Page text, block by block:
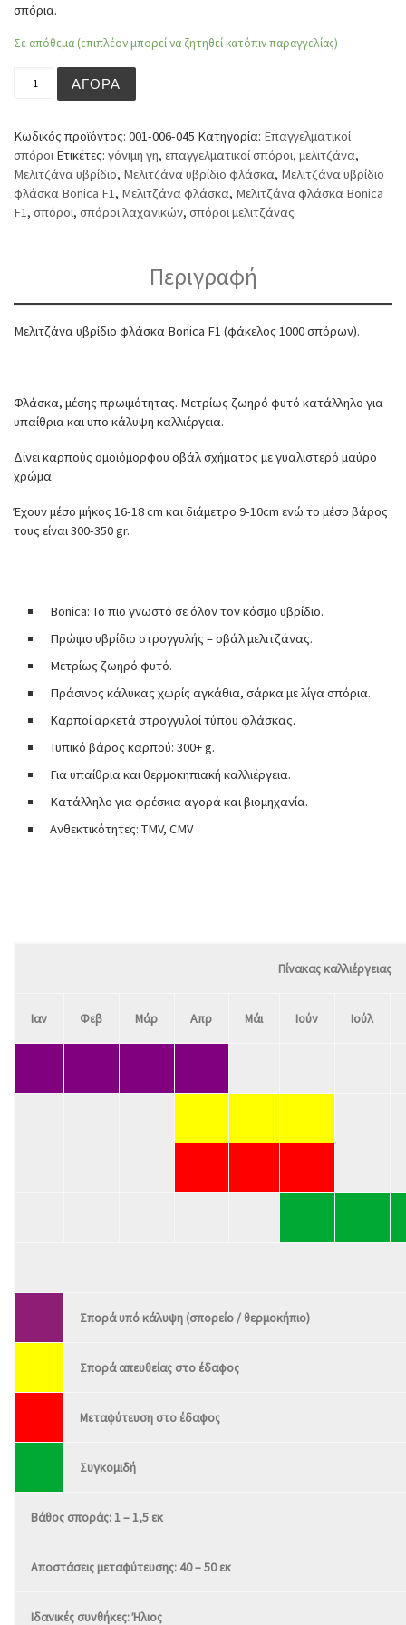
σπόρια.
Σε απόθεμα (επιπλέον μπορεί να ζητηθεί κατόπιν παραγγελίας)
ΑΓΟΡΆ
Κωδικός προϊόντος: 001-006-045 Κατηγορία: Επαγγελματικοί
σπόροι Ετικέτες: γόνιμη γη, επαγγελματικοί σπόροι, μελιτζάνα,
Μελιτζάνα υβρίδιο, Μελιτζάνα υβρίδιο φλάσκα, Μελιτζάνα υβρίδιο
φλάσκα Bonica F1, Μελιτζάνα φλάσκα, Μελιτζάνα φλάσκα Bonica
F1, σπόροι, σπόροι λαχανικών, σπόροι μελιτζάνας
Περιγραφή
Μελιτζάνα υβρίδιο φλάσκα Bonica F1 (φάκελος 1000 σπόρων).
Φλάσκα, μέσης πρωιμότητας. Μετρίως ζωηρό φυτό κατάλληλο για
υπαίθρια και υπο κάλυψη καλλιέργεια.
Δίνει καρπούς ομοιόμορφου οβάλ σχήματος με γυαλιστερό μαύρο
χρώμα.
Έχουν μέσο μήκος 16-18 cm και διάμετρο 9-10cm ενώ το μέσο βάρος
τους είναι 300-350 gr.
Bonica: Το πιο γνωστό σε όλον τον κόσμο υβρίδιο.
Πρώιμο υβρίδιο στρογγυλής – οβάλ μελιτζάνας.
Μετρίως ζωηρό φυτό.
Πράσινος κάλυκας χωρίς αγκάθια, σάρκα με λίγα σπόρια.
Καρποί αρκετά στρογγυλοί τύπου φλάσκας.
Τυπικό βάρος καρπού: 300+ g.
Για υπαίθρια και θερμοκηπιακή καλλιέργεια.
Κατάλληλο για φρέσκια αγορά και βιομηχανία.
Ανθεκτικότητες: TMV, CMV
Πίνακας καλλιέργειας
Ιαν Φεβ Μάρ Απρ Μάι Ιούν Ιούλ
Σπορά υπό κάλυψη (σπορείο / θερμοκήπιο)
Σπορά απευθείας στο έδαφος
Μεταφύτευση στο έδαφος
Συγκομιδή
Βάθος σποράς: 1 – 1,5 εκ
Αποστάσεις μεταφύτευσης: 40 – 50 εκ
Ιδανικές συνθήκες: Ήλιος